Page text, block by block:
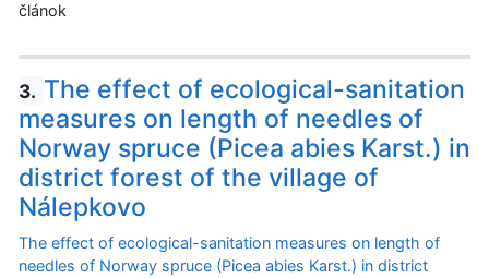
článok
3. The effect of ecological-sanitation
measures on length of needles of
Norway spruce (Picea abies Karst.) in
district forest of the village of
Nálepkovo
The effect of ecological-sanitation measures on length of
needles of Norway spruce (Picea abies Karst.) in district